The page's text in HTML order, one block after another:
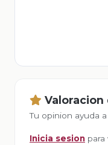
Tu opinion ayuda
Inicia sesion para